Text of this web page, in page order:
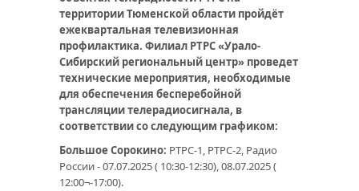
территории Тюменской области пройдёт
ежеквартальная телевизионная
профилактика. Филиал РТРС «Урало-
Сибирский региональный центр» проведет
технические мероприятия, необходимые
для обеспечения бесперебойной
трансляции телерадиосигнала, в
соответствии со следующим графиком:
Большое Сорокино: РТРС-1, РТРС-2, Радио
России - 07.07.2025 ( 10:30-12:30), 08.07.2025 (
12:00¬-17:00).